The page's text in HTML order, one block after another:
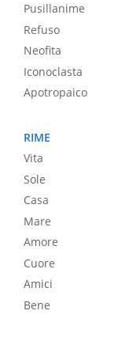
Pusillanime
Refuso
Neofita
Iconoclasta
Apotropaico
RIME
Vita
Sole
Casa
Mare
Amore
Cuore
Amici
Bene